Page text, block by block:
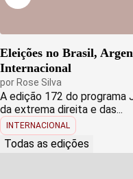
Eleições no Brasil,
Internacional
por Rose Silva
A edição 172 do programa
da extrema direita e das...
INTERNACIONAL
Todas as edições